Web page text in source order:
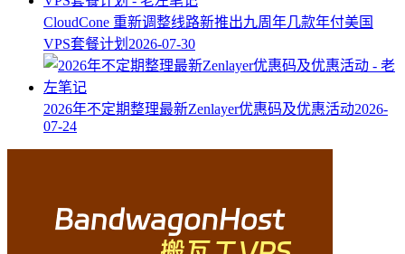
CloudCone 重新调整线路新推出九周年几款年付美国
VPS套餐计划 2026-07-30
2026年不定期整理最新Zenlayer优惠码及优惠活动2026-
07-24